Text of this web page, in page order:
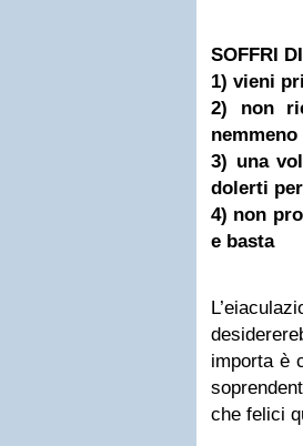
SOFFRI
1) vieni
2) non
3) una
dolerti
4) non
e basta
importa è
che felici